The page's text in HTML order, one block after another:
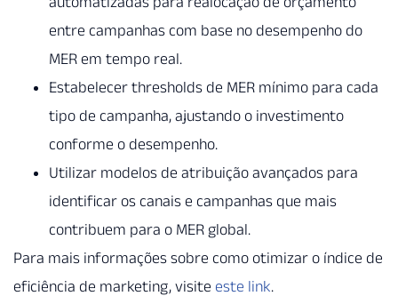
entre campanhas com base no desempenho do
MER em tempo real.
Estabelecer thresholds de MER mínimo para cada
tipo de campanha, ajustando o investimento
conforme o desempenho.
Utilizar modelos de atribuição avançados para
identificar os canais e campanhas que mais
contribuem para o MER global.
Para mais informações sobre como otimizar o índice de
eficiência de marketing, visite este link.